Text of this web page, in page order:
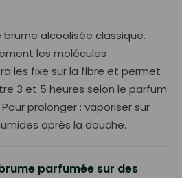
alcoolisée classique.
les molécules
les fixe sur la fibre et permet
3 et 5 heures selon le parfum
prolonger : vaporiser sur
après la douche.
parfumée sur des